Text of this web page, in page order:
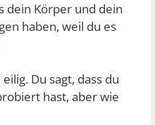
dein Körper und dein
haben, weil du es
Du sagt, dass du
hast, aber wie